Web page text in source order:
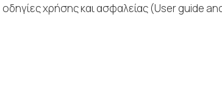
χρήσης και ασφαλείας (User guide